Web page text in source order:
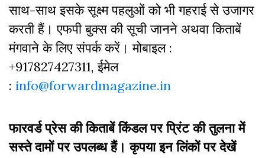
साथ-साथ इसके सूक्ष्म पहलुओं को भी गहराई से उजागर
करती हैं। एफपी बुक्‍स की सूची जानने अथवा किताबें
मंगवाने के लिए संपर्क करें। मोबाइल :
+917827427311, ईमेल
: info@forwardmagazine.in
फारवर्ड प्रेस की किताबें किंडल पर प्रिंट की तुलना में
सस्ते दामों पर उपलब्ध हैं। कृपया इन लिंकों पर देखें